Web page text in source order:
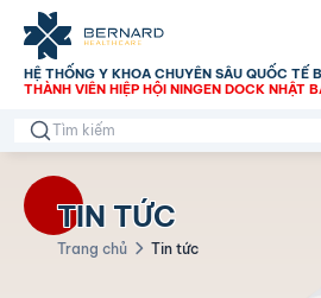
HỆ THỐNG Y KHOA CHUYÊN SÂU QUỐC TẾ
THÀNH VIÊN HIỆP HỘI NINGEN DOCK NHẬT
TIN TỨC
Trang chủ Tin tức